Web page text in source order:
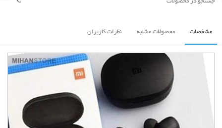
مشخصات محصولات مشابه نظرات کاربران